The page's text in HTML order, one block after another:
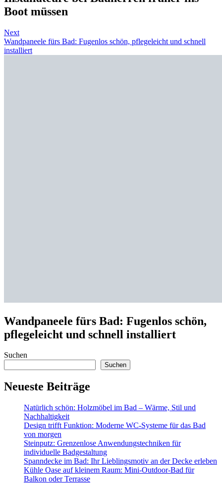
Boot müssen
Next
Wandpaneele fürs Bad: Fugenlos schön, pflegeleicht und schnell
installiert
Wandpaneele fürs Bad: Fugenlos schön,
pflegeleicht und schnell installiert
Suchen
Suchen
Neueste Beiträge
Natürlich schön: Holzmöbel im Bad – Wärme, Stil und
Nachhaltigkeit
Design trifft Funktion: Moderne WC-Systeme für das Bad
von morgen
Steinputz: Grenzenlose Anwendungstechniken für
individuelle Badgestaltung
Spanndecke im Bad: Ihr Lieblingsmotiv an der Decke erleben
Kühle Oase auf kleinem Raum: Mini-Outdoor-Bad für
Balkon oder Terrasse